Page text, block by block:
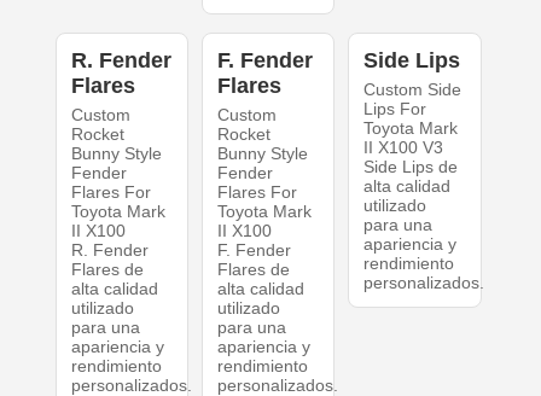
R. Fender
Flares
Custom
Rocket
Bunny Style
Fender
Flares For
Toyota Mark
II X100
R. Fender
Flares de
alta calidad
utilizado
para una
apariencia y
rendimiento
personalizados.
F. Fender
Flares
Custom
Rocket
Bunny Style
Fender
Flares For
Toyota Mark
II X100
F. Fender
Flares de
alta calidad
utilizado
para una
apariencia y
rendimiento
personalizados.
Side Lips
Custom Side
Lips For
Toyota Mark
II X100 V3
Side Lips de
alta calidad
utilizado
para una
apariencia y
rendimiento
personalizados.